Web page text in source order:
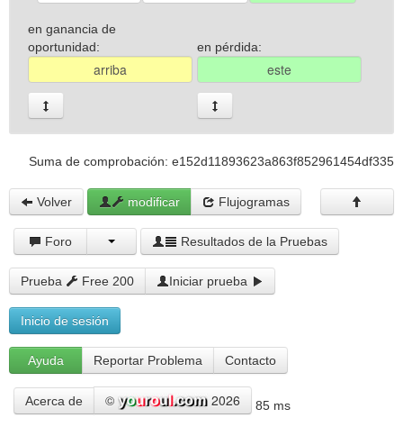
en ganancia de
oportunidad:
en pérdida:
Suma de comprobación: e152d11893623a863f852961454df335
Volver modificar Flujogramas
Foro Resultados de la Pruebas
Prueba Free 200 Iniciar prueba
Inicio de sesión
Ayuda Reportar Problema Contacto
Acerca de © 2026 85 ms